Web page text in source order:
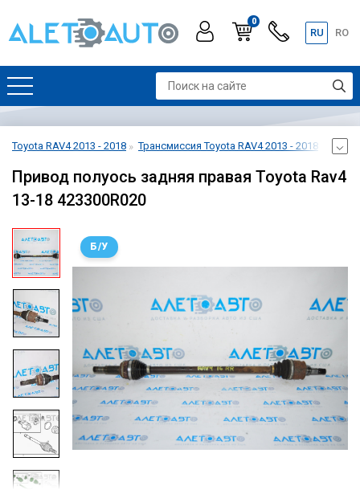
0
RU RO
Toyota RAV4 2013 - 2018 Трансмиссия Toyota RAV4 2013 - 2018
Привод полуось задняя правая Toyota Rav4
13-18 423300R020
Б/У